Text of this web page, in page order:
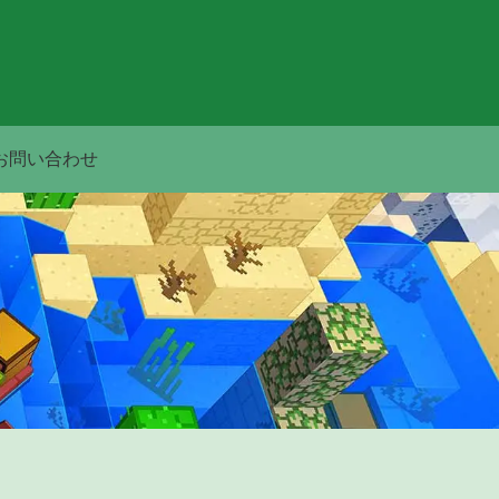
問い合わせ